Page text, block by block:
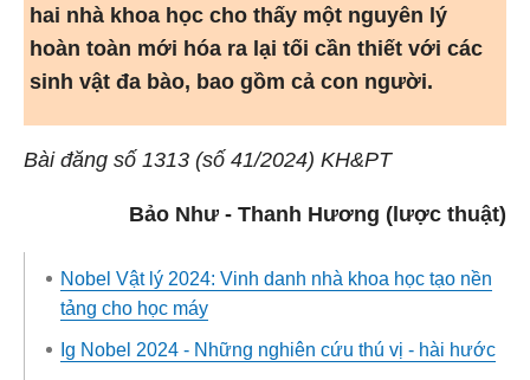
hai nhà khoa học cho thấy một nguyên lý
hoàn toàn mới hóa ra lại tối cần thiết với các
sinh vật đa bào, bao gồm cả con người.
Bài đăng số 1313 (số 41/2024) KH&PT
Bảo Như - Thanh Hương (lược thuật)
Nobel Vật lý 2024: Vinh danh nhà khoa học tạo nền
tảng cho học máy
Ig Nobel 2024 - Những nghiên cứu thú vị - hài hước